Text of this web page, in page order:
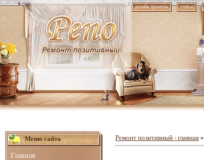
дизайн проекты статьи
Меню сайта
Главная
Ремонт позитивный - главная »